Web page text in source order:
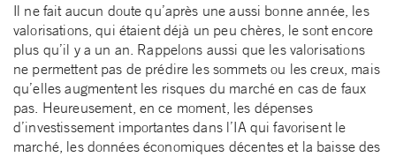
Il ne fait aucun doute qu’après une aussi bonne année, les
valorisations, qui étaient déjà un peu chères, le sont encore
plus qu’il y a un an. Rappelons aussi que les valorisations
ne permettent pas de prédire les sommets ou les creux, mais
qu’elles augmentent les risques du marché en cas de faux
pas. Heureusement, en ce moment, les dépenses
d’investissement importantes dans l’IA qui favorisent le
marché, les données économiques décentes et la baisse des